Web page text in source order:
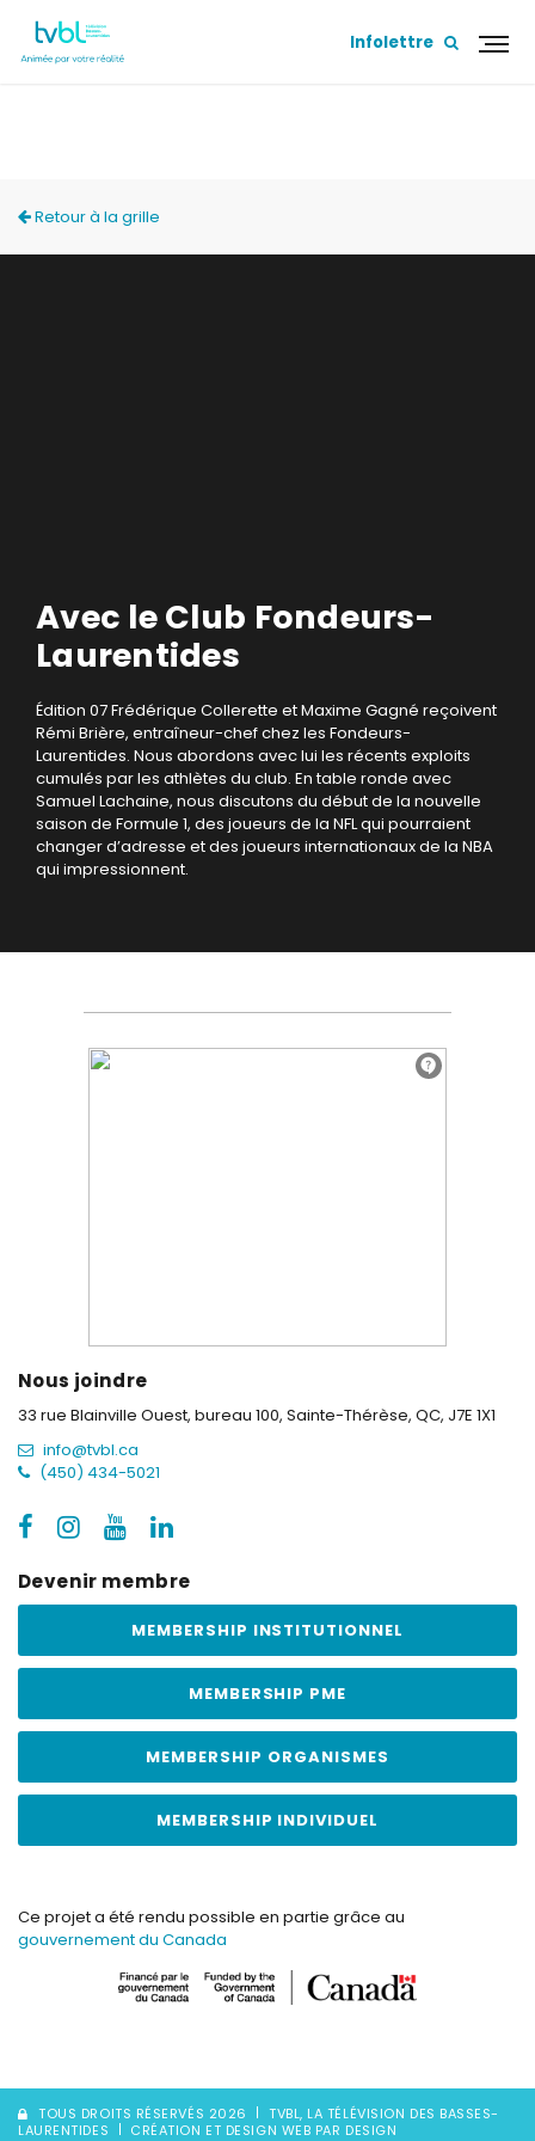
Infolettre
Retour à la grille
Avec le Club Fondeurs-
Laurentides
Édition 07Frédérique Collerette et Maxime Gagné reçoivent
Rémi Brière, entraîneur-chef chez les Fondeurs-
Laurentides. Nous abordons avec lui les récents exploits
cumulés par les athlètes du club. En table ronde avec
Samuel Lachaine, nous discutons du début de la nouvelle
saison de Formule 1, des joueurs de la NFL qui pourraient
changer d’adresse et des joueurs internationaux de la NBA
qui impressionnent.
Nous joindre
33 rue Blainville Ouest, bureau 100, Sainte-Thérèse, QC, J7E 1X1
info@tvbl.ca
(450) 434-5021
Devenir membre
MEMBERSHIP INSTITUTIONNEL
MEMBERSHIP PME
MEMBERSHIP ORGANISMES
MEMBERSHIP INDIVIDUEL
Ce projet a été rendu possible en partie grâce au
gouvernement du Canada
TOUS DROITS RÉSERVÉS 2026
TVBL, LA TÉLÉVISION DES BASSES-
LAURENTIDES
CRÉATION ET DESIGN WEB PAR DESIGN